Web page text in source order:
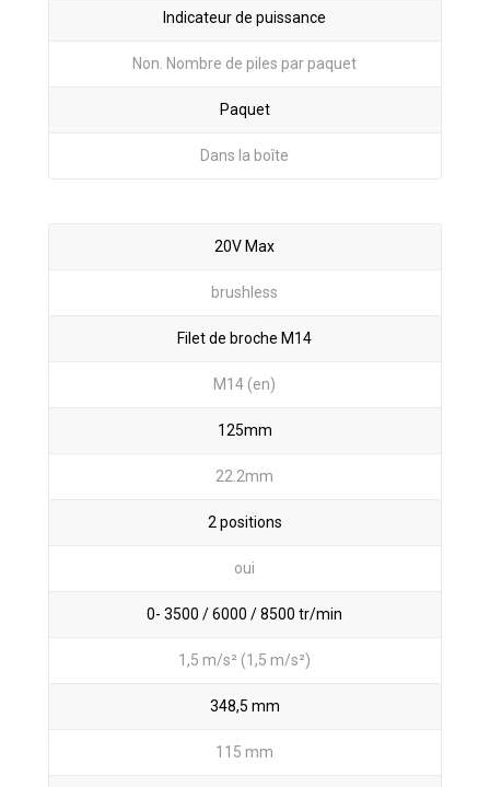
Indicateur de puissance
Non. Nombre de piles par paquet
Paquet
Dans la boîte
20V Max
brushless
Filet de broche M14
M14 (en)
125mm
22.2mm
2 positions
oui
0- 3500 / 6000 / 8500 tr/min
1,5 m/s² (1,5 m/s²)
348,5 mm
115 mm